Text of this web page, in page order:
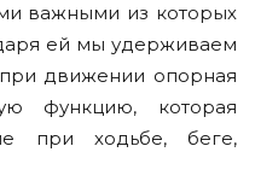
важными из которых
ей мы удерживаем
движении опорная
функцию, которая
при ходьбе, беге,